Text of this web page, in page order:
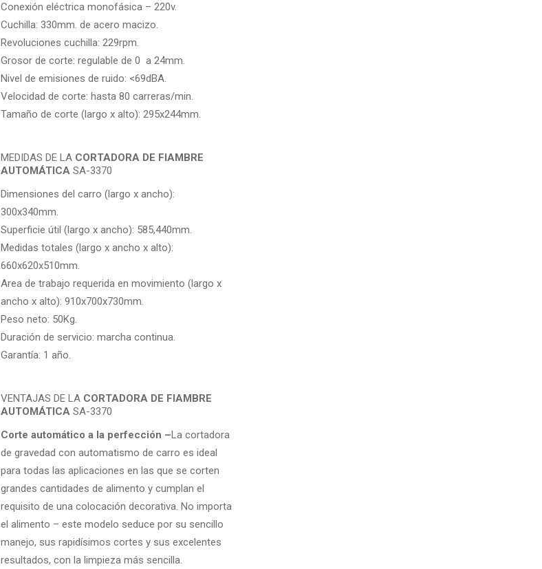
Conexión eléctrica monofásica – 220v.
Cuchilla: 330mm. de acero macizo.
Revoluciones cuchilla: 229rpm.
Grosor de corte: regulable de 0 a 24mm.
Nivel de emisiones de ruido: <69dBA.
Velocidad de corte: hasta 80 carreras/min.
Tamaño de corte (largo x alto): 295x244mm.
MEDIDAS DE LA CORTADORA DE FIAMBRE
AUTOMÁTICA SA-3370
Dimensiones del carro (largo x ancho):
300x340mm.
Superficie útil (largo x ancho): 585,440mm.
Medidas totales (largo x ancho x alto):
660x620x510mm.
Area de trabajo requerida en movimiento (largo x
ancho x alto): 910x700x730mm.
Peso neto: 50Kg.
Duración de servicio: marcha continua.
Garantía: 1 año.
VENTAJAS DE LA CORTADORA DE FIAMBRE
AUTOMÁTICA SA-3370
Corte automático a la perfección –La cortadora
de gravedad con automatismo de carro es ideal
para todas las aplicaciones en las que se corten
grandes cantidades de alimento y cumplan el
requisito de una colocación decorativa. No importa
el alimento – este modelo seduce por su sencillo
manejo, sus rapidísimos cortes y sus excelentes
resultados, con la limpieza más sencilla.